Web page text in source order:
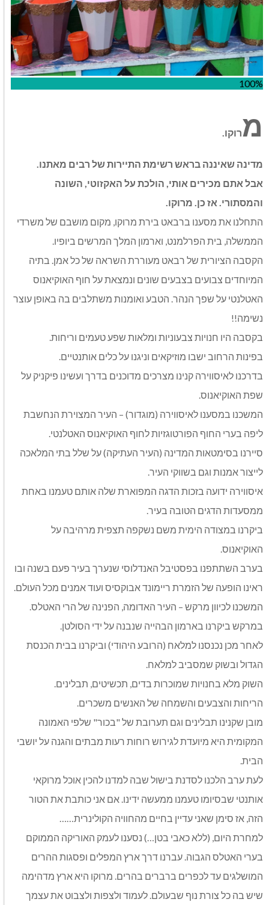
100%
מרוקו.
מדינה שאיננה בראש רשימת התיירות של רבים מאתנו.
אבל אתם מכירים אותי, הולכת על האקזוטי, השונה
והמסתורי. אז כן. מרוקו.
התחלנו את מסענו ברבאט בירת מרוקו, מקום מושבם של משרדי
הממשלה, בית הפרלמנט, וארמון המלך המרשים ביופיו.
הקסבה הציורית של רבאט מעוררת השראה של כל אמן. בתיה
המיוחדים צבועים בצבעים שונים ונמצאת על חוף האוקיאנוס
האטלנטי על שפך הנהר. הטבע ואומנות משתלבים בה באופן עוצר
נשימה!!
בקסבה היו חנויות צבעוניות ומלאות שפע טעמים וריחות.
בפינות הרחוב ישבו מוזיקאים וניגנו על כלים אותנטיים.
בדרכנו לאיסווירה קנינו מצרכים מדוכנים בדרך ועשינו פיקניק על
שפת האוקיאנוס.
המשכנו במסענו לאיסווירה (מוגדור) – העיר המצוירת הנחשבת
ליפה בערי החוף הפורטוגזיות לחוף האוקיאנוס האטלנטי.
סיירנו בסימטאות המדינה (העיר העתיקה) על שלל בתי המלאכה
לייצור אמנות וגם בשווקי העיר.
איסווירה ידועה בזכות הדגה המפוארת שלה אותם טעמנו באחת
ממסעדות הדגים הטובה בעיר.
ביקרנו במצודה הימית משם נשקפה תצפית מרהיבה על
האוקיאנוס.
בערב השתתפנו בפסטיבל האנדלוסי שנערך בעיר פעם בשנה ובו
ראינו הופעה של הזמרת ריימונד אבוקסיס ועוד אמנים מכל העולם.
המשכנו לכיוון מרקש – העיר האדומה, הפנינה של הרי האטלס.
במרקש ביקרנו בארמון הבהייה שנבנה על ידי הסולטן.
לאחר מכן נכנסנו למלאח (הרובע היהודי) וביקרנו בבית הכנסת
הגדול ובשוק שמסביב למלאח.
השוק מלא בחנויות שמוכרות בדים, תכשיטים, תבלינים.
הריחות והצבעים והשמחה של האנשים משכרים.
מובן שקנינו תבלינים וגם תערובת של "בכור" שלפי האמונה
המקומית היא מיועדת לגירוש רוחות רעות מבתים והגנה על יושבי
הבית.
לעת ערב הלכנו לסדנת בישול שבה למדנו להכין אוכל מרוקאי
אותנטי שבסיומו טעמנו ממעשה ידינו. אם אני כותבת את הטור
הזה, אז סימן שאני עדיין בחיים מהחוויה הקולינרית……
למחרת היום, (ללא כאבי בטן…) נסענו לעמק האוריקה הממוקם
בערי האטלס הגבוה. עברנו דרך ארץ המפלים ופסגות ההרים
המושלגים עד לכפרים ברברים בהרים. מרוקו היא ארץ מדהימה
שיש בה כל צורת נוף שבעולם. לעמוד ולצפות ולצבוט את עצמך